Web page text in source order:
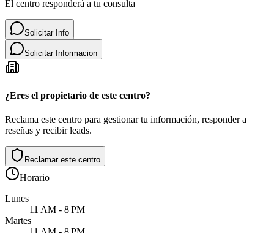
El centro responderá a tu consulta
Solicitar Info
Solicitar Informacion
¿Eres el propietario de este centro?
Reclama este centro para gestionar tu información, responder a
reseñas y recibir leads.
Reclamar este centro
Horario
Lunes
11 AM - 8 PM
Martes